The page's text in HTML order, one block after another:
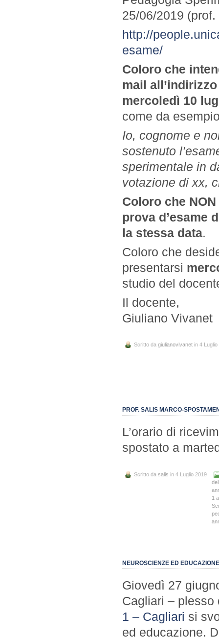
25/06/2019
http://
esame/
Coloro che
mail
mercoledì 10
come da
Io, cognome e
sostenuto
sperimentale in
votazione di xx,
Coloro che
prova d’esame
la stessa data.
Coloro che
presentarsi
studio del
Il docente,
Giuliano Vivanet
Scritto da giulianovivanet in 4 Luglio
PROF. SALIS MARCO-
L’orario di
spostato a
Scritto da salis in 4 Luglio 2019
1
NEUROSCIENZE ED
Giovedì 27
Cagliari –
1 – Cagliari si
ed educazione.